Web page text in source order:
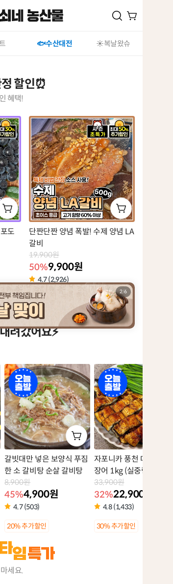
🐟수산대전 ☀️복날왔슈
할인⏰
혜택!
도
단짠단짠 양념 폭발! 수제 양념 LA
갈비
19,900원
50%9,900원
4.7 (2,926)
2/6
려갔어요⚡
오
늘
출
발
갈빗대만 넣은 보양식 푸짐
한 소 갈비탕 순살 갈비탕
8,900원
45%4,900원
4.7 (503)
상
품
라
벨
20% 추가할인
오
늘
출
발
자포니카 풍천 대장어 민물
장어 1kg (실중량 700g 내
외)
33,900원
32%22,900원
4.8 (1,433)
상
30% 추가할인
세요.